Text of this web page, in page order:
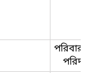
পরিবার